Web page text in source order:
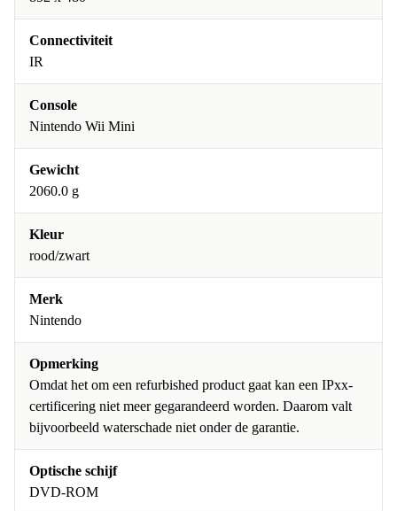
Connectiviteit
IR
Console
Nintendo Wii Mini
Gewicht
2060.0 g
Kleur
rood/zwart
Merk
Nintendo
Opmerking
Omdat het om een refurbished product gaat kan een IPxx-
certificering niet meer gegarandeerd worden. Daarom valt
bijvoorbeeld waterschade niet onder de garantie.
Optische schijf
DVD-ROM